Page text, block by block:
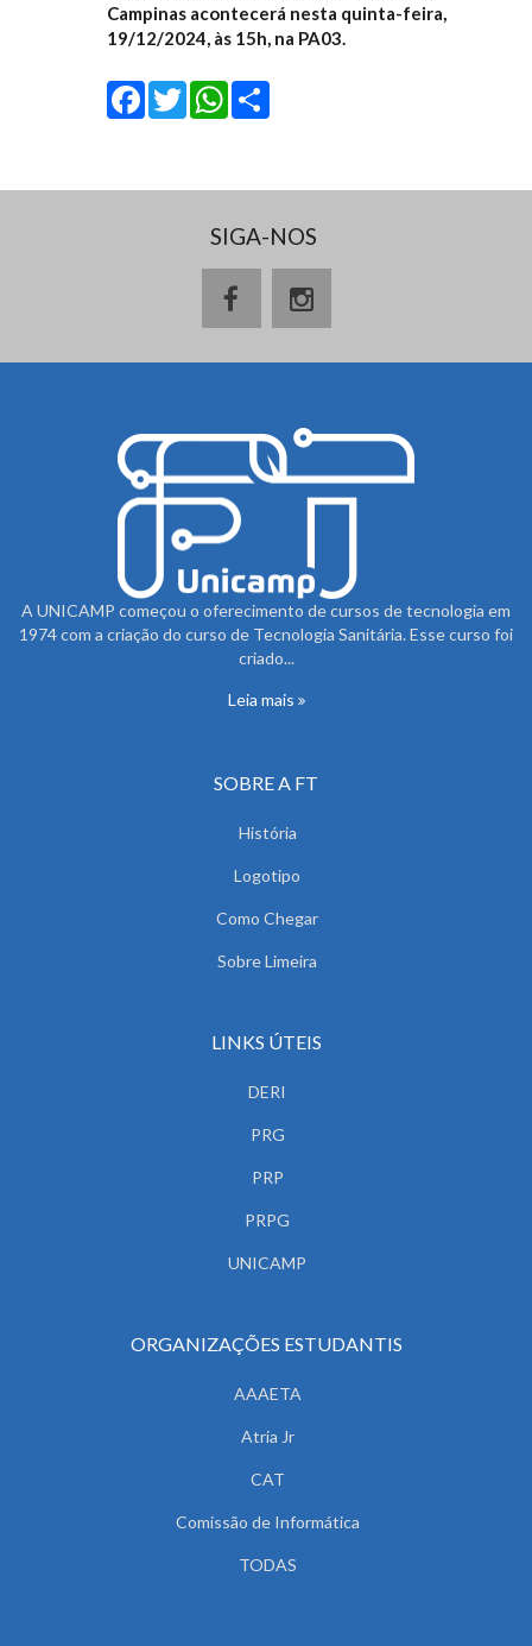
Campinas acontecerá nesta quinta-feira,
19/12/2024, às 15h, na PA03.
Facebook
Twitter
WhatsApp
SIGA-NOS
A UNICAMP começou o oferecimento de cursos de tecnologia em
1974 com a criação do curso de Tecnologia Sanitária. Esse curso foi
criado...
Leia mais
SOBRE A FT
História
Logotipo
Como Chegar
Sobre Limeira
LINKS ÚTEIS
DERI
PRG
PRP
PRPG
UNICAMP
ORGANIZAÇÕES ESTUDANTIS
AAAETA
Atria Jr
CAT
Comissão de Informática
TODAS